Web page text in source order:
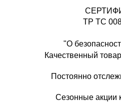
ТР ТС
"О
Качественный
Постоянно
Сезонные акции